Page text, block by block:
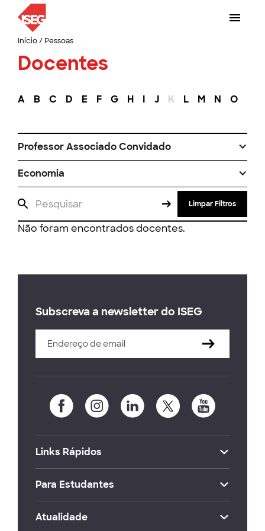
Início/ Pessoas
Docentes
A B C D E F G H I J K L M N O
Professor Associado Convidado
Economia
Limpar Filtros
Não foram encontrados docentes.
Subscreva a newsletter do ISEG
Links Rápidos
Para Estudantes
Atualidade